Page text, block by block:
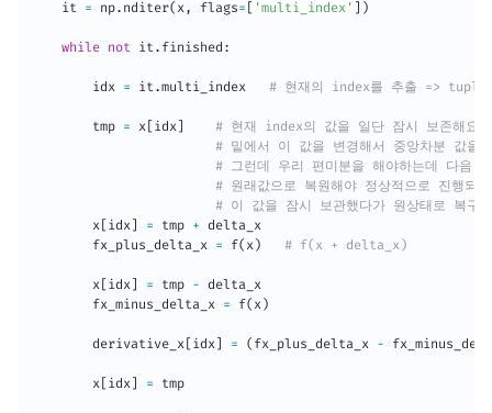
    it
= np. nditer( x, flags= 'multi_index' )
while not it . finished :
        idx
= it .multi_index # 현재의 index를 추출 => tuple
        tmp
= x idx
# 현재 index의 값을 일단 잠시 보존해요.
# 밑에서 이 값을 변경해서 중앙차분 값을
# 그런데 우리 편미분을 해야하는데 다음
# 원래값으로 복원해야 정상적으로 진행되
# 이 값을 잠시 보관했다가 원상태로 복구
        x
idx = tmp + delta_x
        fx_plus_delta_x
= f( x ) # f(x + delta_x)
        x
idx = tmp - delta_x
        fx_minus_delta_x
= f( x )
        derivative_x
idx = ( fx_plus_delta_x -
        x
idx = tmp